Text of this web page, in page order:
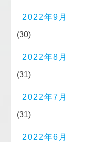
2022年9月
(30)
2022年8月
(31)
2022年7月
(31)
2022年6月